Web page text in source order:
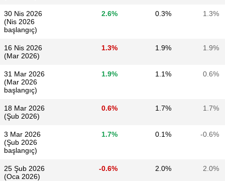
30 Nis 2026
(Nis 2026
başlangıç)
2.6% 0.3% 1.3%
16 Nis 2026
(Mar 2026)
1.3% 1.9% 1.9%
31 Mar 2026
(Mar 2026
başlangıç)
1.9% 1.1% 0.6%
18 Mar 2026
(Şub 2026)
0.6% 1.7% 1.7%
3 Mar 2026
(Şub 2026
başlangıç)
1.7% 0.1% -0.6%
25 Şub 2026
(Oca 2026)
-0.6% 2.0% 2.0%